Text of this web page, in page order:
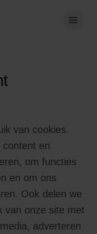
van cookies.
en
om functies
en om ons
Ook delen we
van onze site met
adverteren